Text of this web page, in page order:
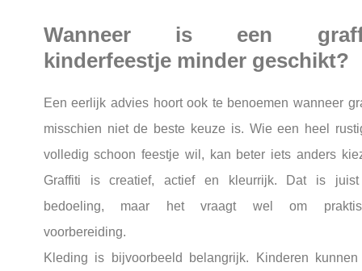
Wanneer is een
kinderfeestje minder geschikt?
Een eerlijk advies hoort ook te benoemen wanneer
misschien niet de beste keuze is. Wie een heel
volledig schoon feestje wil, kan beter iets anders
Graffiti is creatief, actief en kleurrijk. Dat is
bedoeling, maar het vraagt wel om
voorbereiding.
Kleding is bijvoorbeeld belangrijk. Kinderen